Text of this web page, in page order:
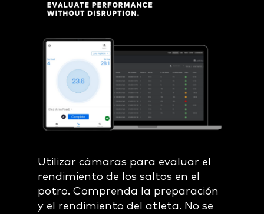
Utilizar cámaras para evaluar el
rendimiento de los saltos en el
potro. Comprenda la preparación
y el rendimiento del atleta. No se